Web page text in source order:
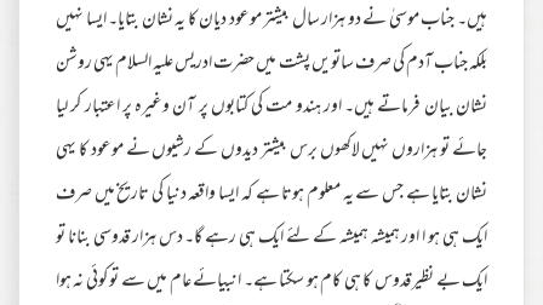
ہیں۔ جناب موسیٰ نے دو ہزار سال بیشتر موعود دیان کا یہ نشان بتایا۔ ایسا نہیں
بلکہ جناب آدم کی صرف ساتویں پشت میں حضرت ادریس علیہ السلام یہی روشن
نشان بیان فرماتے ہیں۔ اور ہندو مت کی کتابوں پر آن وغیرہ پر اعتبار کر لیا
جائے تو ہزاروں نہیں لاکھوں برس بیشتر دیدوں کے رشیوں نے موعود کا یہی
نشان بتایا ہے جس سے یہ معلوم ہوتا ہے کہ ایسا واقعہ دنیا کی تاریخ میں صرف
ایک ہی ہو ا اور ہمیشہ ہمیشہ کے لئے ایک ہی رہے گا۔ دس ہزار قدوسی بنانا تو
ایک بے نظیر قدوس کا ہی کام ہو سکتا ہے۔ انبیائے عام میں سے تو کوئی نہ ہوا